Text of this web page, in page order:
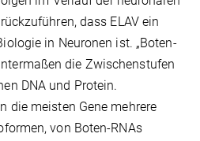
dass ELAV ein
in Neuronen ist. „Boten-
die Zwischenstufen
DNA und Protein.
die meisten Gene mehrere
von Boten-RNAs